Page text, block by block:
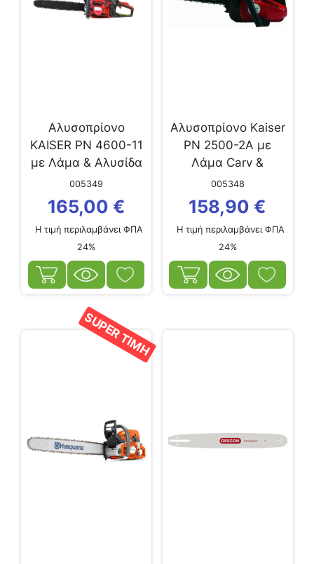
Αλυσοπρίονο
KAISER PN 4600-11
με Λάμα & Αλυσίδα
18”
005349
165,00 €
Η τιμή περιλαμβάνει ΦΠΑ
24%
Αλυσοπρίονο Kaiser
PN 2500-2A με
Λάμα Carv &
Αλυσίδα 10″
005348
158,90 €
Η τιμή περιλαμβάνει ΦΠΑ
24%
SUPER ΤΙΜΗ